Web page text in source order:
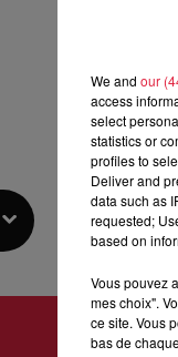
We and our
access
select
statistics or
profiles to
Deliver and
data such as
requested;
based on
Vous pouvez
mes choix".
ce site. Vous
bas de